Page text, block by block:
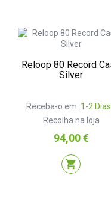
Reloop 80 Record
Silver
Receba-o em: 1-2 Dias
Recolha na loja
Preço
94,00 €
shopping_cart